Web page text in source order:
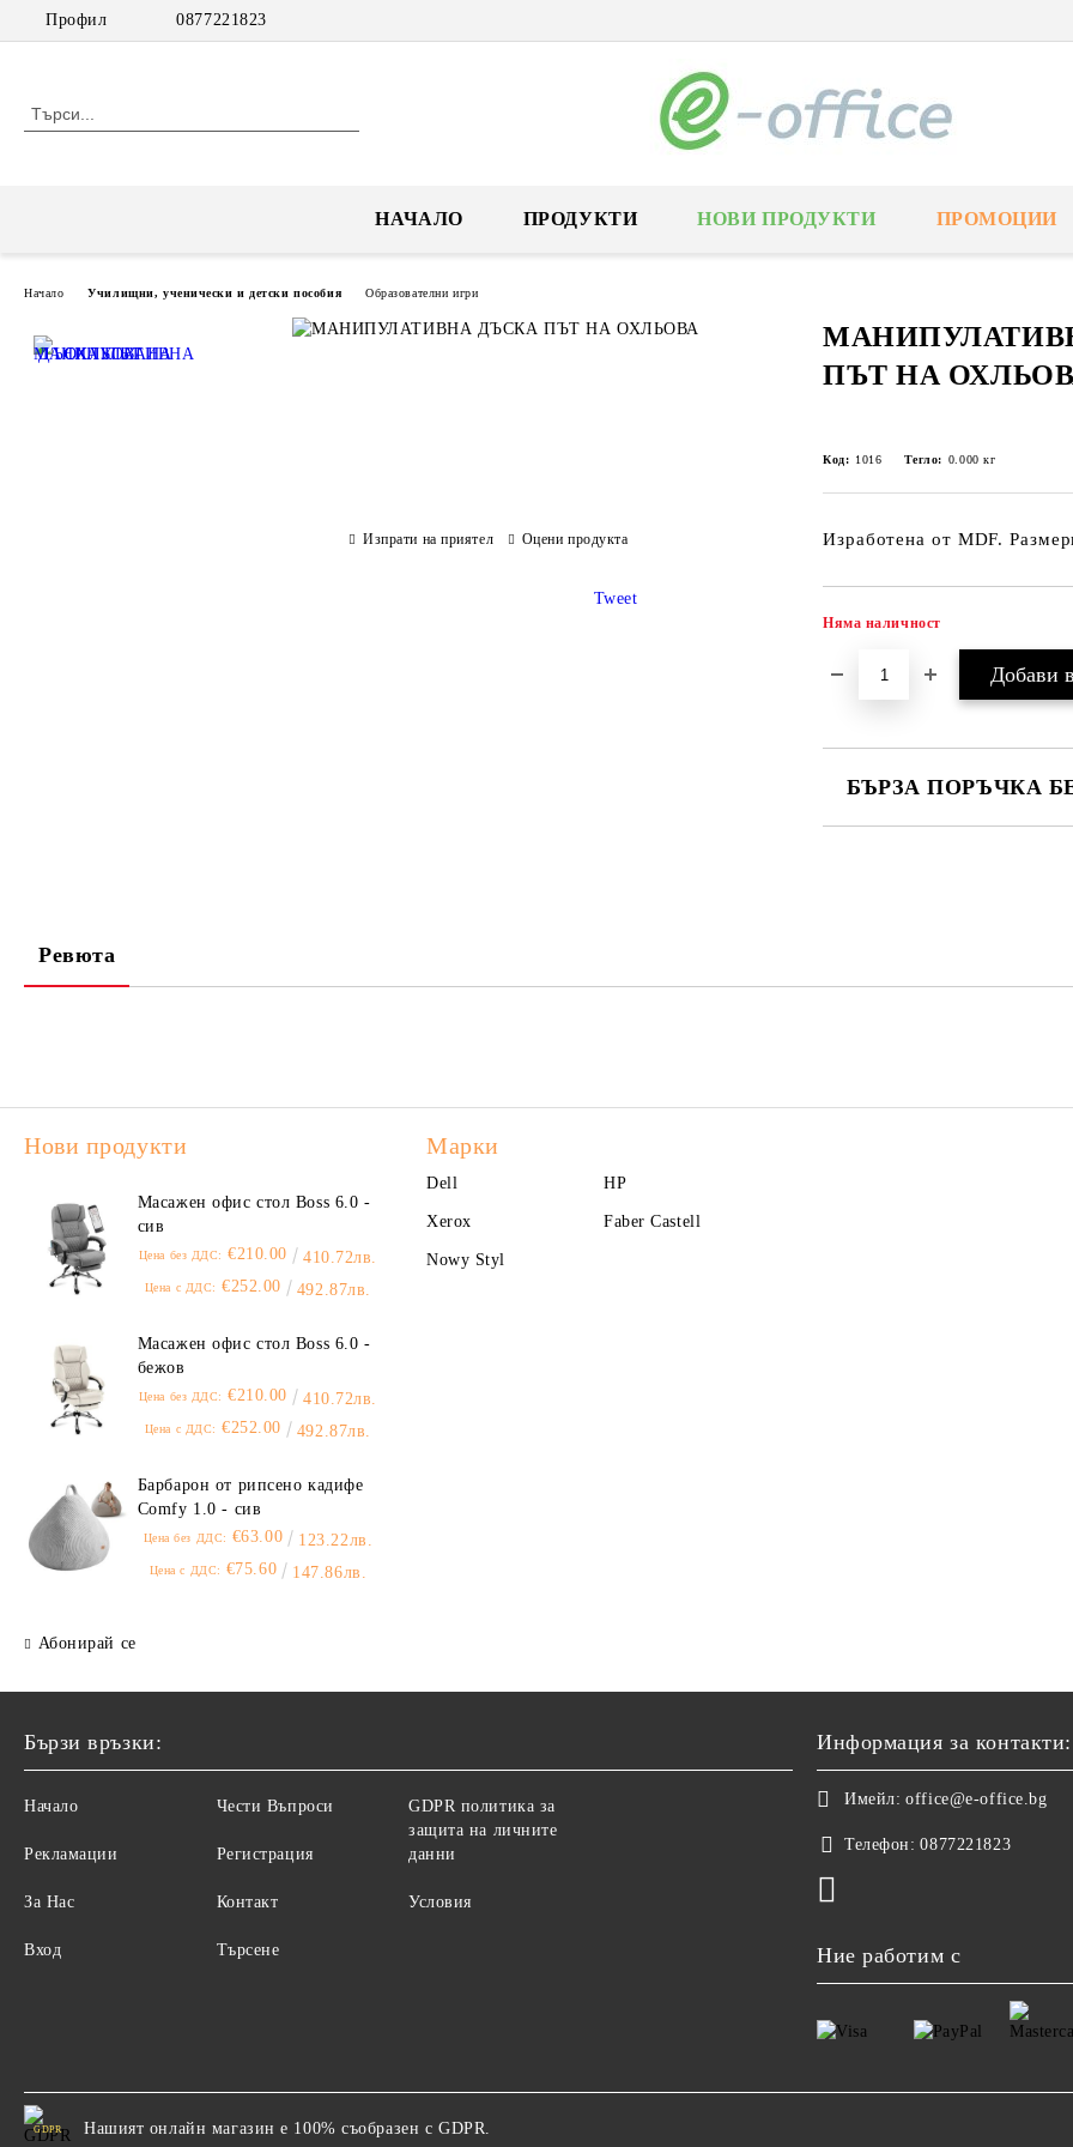
Профил 0877221823
НАЧАЛО ПРОДУКТИ НОВИ ПРОДУКТИ ПРОМОЦИИ
Начало Училищни, ученически и детски пособия Образователни игри
ПЪТ НА
Код: 1016 Тегло: 0.000 кг
Изработена от MDF.
Няма наличност
БЪРЗА ПОРЪЧКА
Изпрати на приятел Оцени продукта
Tweet
Ревюта
Нови продукти
Масажен офис стол Boss 6.0 -
сив
Цена без ДДС: €210.00 410.72лв.
Цена с ДДС: €252.00 492.87лв.
Масажен офис стол Boss 6.0 -
бежов
Цена без ДДС: €210.00 410.72лв.
Цена с ДДС: €252.00 492.87лв.
Барбарон от рипсено кадифе
Comfy 1.0 - сив
Цена без ДДС: €63.00 123.22лв.
Цена с ДДС: €75.60 147.86лв.
Абонирай се
Марки
Dell HP
Xerox Faber Castell
Nowy Styl
Бързи връзки:
Начало
Рекламации
За Нас
Вход
Чести Въпроси
Регистрация
Контакт
Търсене
GDPR политика за
защита на личните
данни
Условия
Информация за контакти:
Имейл: office@e-office.bg
Телефон: 0877221823
Ние работим с
GDPR Нашият онлайн магазин е 100% съобразен с GDPR.